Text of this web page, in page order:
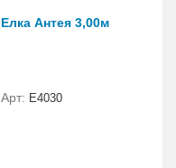
Елка Антея 3,00м
Арт: E4030